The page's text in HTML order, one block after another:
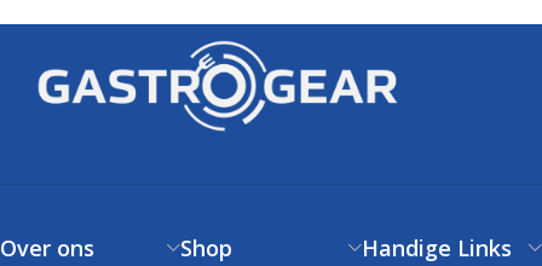
Over ons Shop Handige Links